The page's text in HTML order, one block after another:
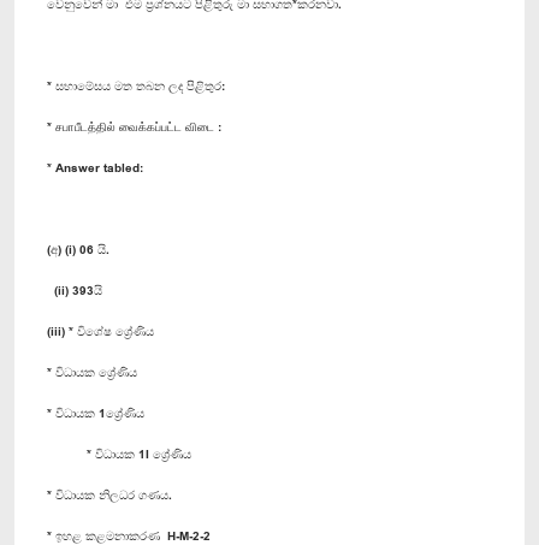
වෙනුවෙන් මා එම ප්‍රශ්නයට පිළිතුරු මා සභාගත*කරනවා.
* සභාමේසය මත තබන ලද පිළිතුර:
* சபாபீடத்தில் வைக்கப்பட்ட விடை :
* Answer tabled:
(අ) (i) 06 යි.
(ii) 393යි
(iii) * විශේෂ ශ්‍රේණිය
* විධායක ශ්‍රේණිය
* විධායක 1ශ්‍රේණිය
* විධායක 1I ශ්‍රේණිය
* විධායක නිලධර ගණය.
* ඉහළ කළමනාකරණ H-M-2-2